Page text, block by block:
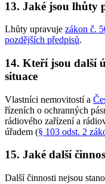
13. Jaké jsou lhůty
Lhůty upravuje zákon č.
pozdějších předpisů.
14. Kteří jsou další
situace
Vlastníci nemovitostí a
řízeních o ochranných
rádiového zařízení a
úřadem (§ 103 odst. 2
15. Jaké další
Další činnosti nejsou